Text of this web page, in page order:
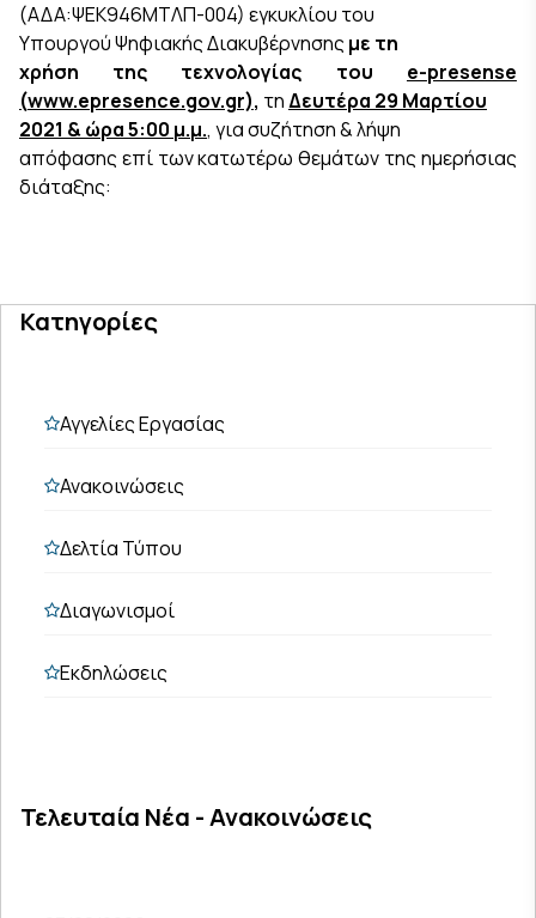
(ΑΔΑ:ΨΕΚ946ΜΤΛΠ-004) εγκυκλίου του
Υπουργού Ψηφιακής Διακυβέρνησης με τη
χρήση της τεχνολογίας του e-presense
(www.epresence.gov.gr), τηΔευτέρα 29 Μαρτίου
2021 & ώρα5:00 μ.μ., για συζήτηση & λήψη
απόφασης επί των κατωτέρω θεμάτων της ημερήσιας
διάταξης:
Κατηγορίες
Αγγελίες Εργασίας
Ανακοινώσεις
Δελτία Τύπου
Διαγωνισμοί
Εκδηλώσεις
Τελευταία Νέα - Ανακοινώσεις